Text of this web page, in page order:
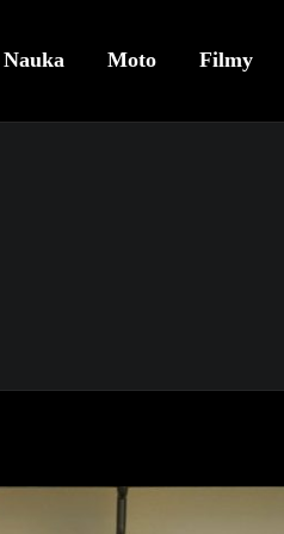
Nauka Moto Filmy